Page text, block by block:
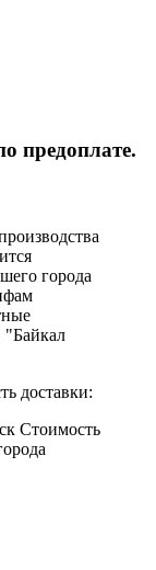
предоплате.
города
доставки:
Стоимость